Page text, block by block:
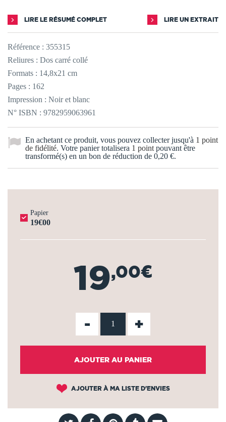
LIRE LE RÉSUMÉ COMPLET LIRE UN EXTRAIT
Référence : 355315
Reliures : Dos carré collé
Formats : 14,8x21 cm
Pages : 162
Impression : Noir et blanc
N° ISBN : 9782959063961
En achetant ce produit, vous pouvez collecter jusqu'à 1 point
de fidélité. Votre panier totalisera 1 point pouvant être
transformé(s) en un bon de réduction de 0,20 €.
Papier
19€00
19,00€
- +
AJOUTER AU PANIER
AJOUTER À MA LISTE D'ENVIES